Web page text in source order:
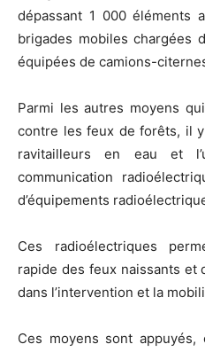
dépassant 1 000 éléments
brigades mobiles chargées
équipées de camions-
Parmi les autres moyens
contre les feux de forêts, il
ravitailleurs en eau et
communication
d’équipements
Ces radioélectriques
rapide des feux naissants et
dans l’intervention et la
Ces moyens sont appuyés,